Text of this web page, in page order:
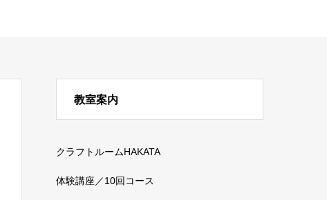
教室案内
クラフトルームHAKATA
体験講座／10回コース